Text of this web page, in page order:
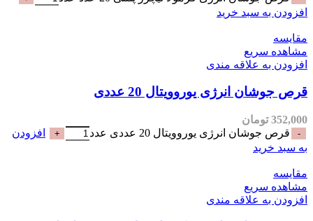
خرید
مندی
یوروویتال 20 عددی
انرژی یوروویتال 20 عددی عدد
افزودن
مندی